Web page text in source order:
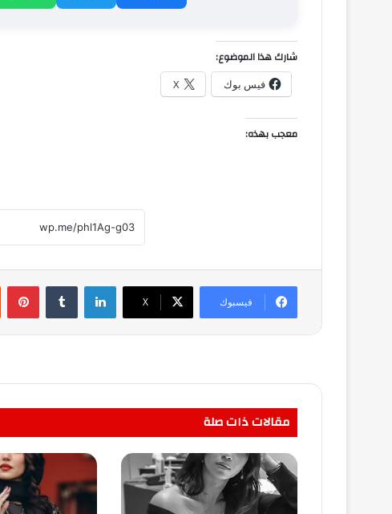
شارك هذا الموضوع:
فيس بوك X
معجب بهذه:
فيسبوك ‫X
لينكدإن
مقالات ذات صلة